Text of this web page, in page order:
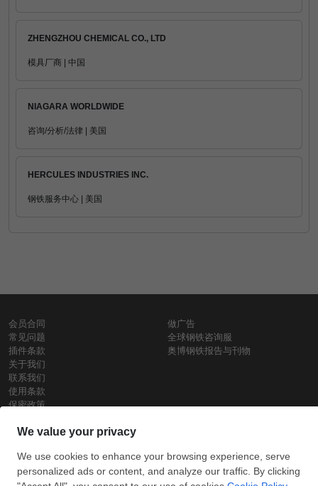
ZHENGZHOU CHEMICAL CO., LTD
模具厂商 | 中国
NIAGARA WORLDWIDE
咨询/分析/法律 | 美国
HERCULES INDUSTRIES INC.
钢铁服务中心 | 美国
会员合同
常见问题
插件条款
关于我们
联系我们
使用条款
保密政策
做广告
全球钢铁咨询服
奥博钢铁报告与刊物
铁价格
每日废钢价格
盘条价格
保留所有权利